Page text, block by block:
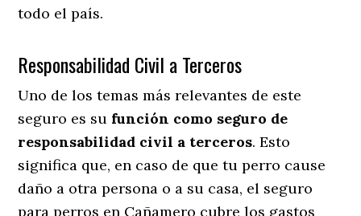
todo el país.
Responsabilidad Civil a Terceros
Uno de los temas más relevantes de este
seguro es su función como seguro de
responsabilidad civil a terceros. Esto
significa que, en caso de que tu perro cause
daño a otra persona o a su casa, el seguro
para perros en Cañamero cubre los gastos